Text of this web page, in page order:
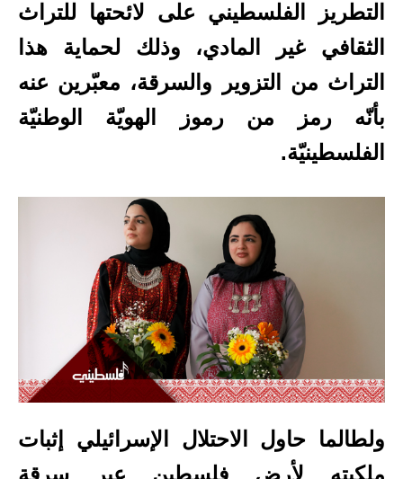
التطريز الفلسطيني على لائحتها للتراث
الثقافي غير المادي، وذلك لحماية هذا
التراث من التزوير والسرقة، معبّرين عنه
بأنّه رمز من رموز الهويّة الوطنيّة
الفلسطينيّة.
ولطالما حاول الاحتلال الإسرائيلي إثبات